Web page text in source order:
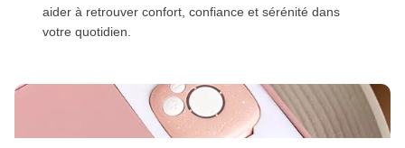
aider à retrouver confort, confiance et sérénité dans
votre quotidien.